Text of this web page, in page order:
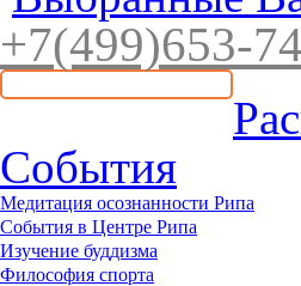
+7(499)653-7
События
Медитация осознанности Рипа
События в Центре Рипа
Изучение буддизма
Философия спорта